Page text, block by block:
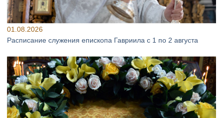
01.08.2026
Расписание служения епископа Гавриила с 1 по 2 августа